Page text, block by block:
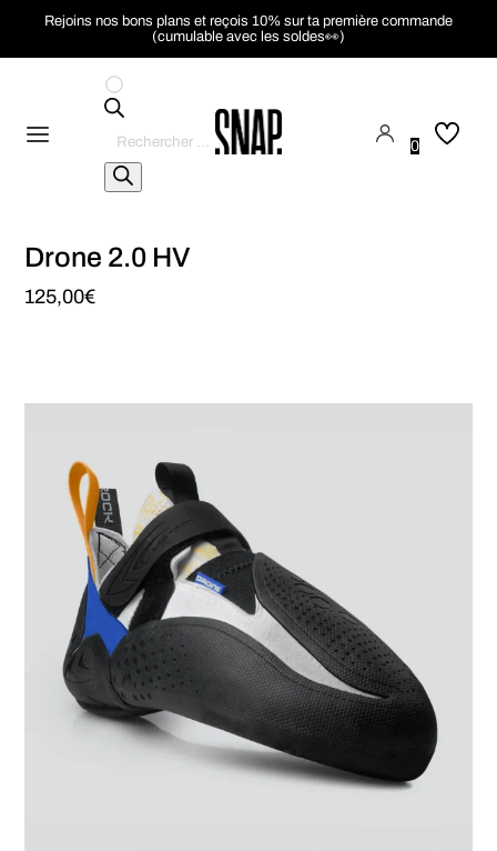
Rejoins nos bons plans et reçois 10% sur ta première commande
(cumulable avec les soldes👀)
de
produits
0
Drone 2.0 HV
125,00€